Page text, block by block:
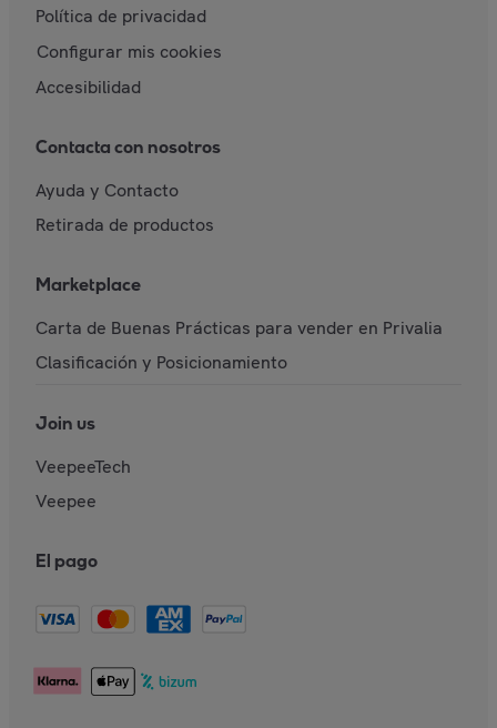
Política de privacidad
Configurar mis cookies
Accesibilidad
Contacta con nosotros
Ayuda y Contacto
Retirada de productos
Marketplace
Carta de Buenas Prácticas para vender en Privalia
Clasificación y Posicionamiento
Join us
VeepeeTech
Veepee
El pago